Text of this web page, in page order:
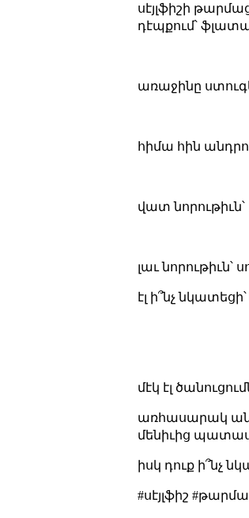
սէյլֆիշի
դէպքում՝
առաջինը
հիմա հին
վատ նորութիւն՝
լաւ նորութիւն՝
էլ ի՞նչ
մէկ էլ
առհասարակ
մենիւից
իսկ դուք ի՞նչ
#սէյլֆիշ